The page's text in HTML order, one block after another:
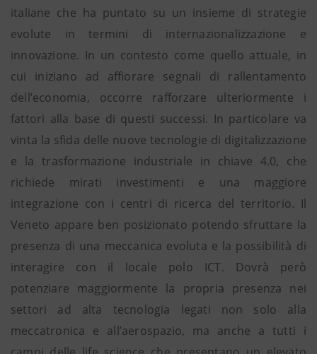
italiane che ha puntato su un insieme di strategie
evolute in termini di internazionalizzazione e
innovazione. In un contesto come quello attuale, in
cui iniziano ad affiorare segnali di rallentamento
dell’economia, occorre rafforzare ulteriormente i
fattori alla base di questi successi. In particolare va
vinta la sfida delle nuove tecnologie di digitalizzazione
e la trasformazione industriale in chiave 4.0, che
richiede mirati investimenti e una maggiore
integrazione con i centri di ricerca del territorio. Il
Veneto appare ben posizionato potendo sfruttare la
presenza di una meccanica evoluta e la possibilità di
interagire con il locale polo ICT. Dovrà però
potenziare maggiormente la propria presenza nei
settori ad alta tecnologia legati non solo alla
meccatronica e all’aerospazio, ma anche a tutti i